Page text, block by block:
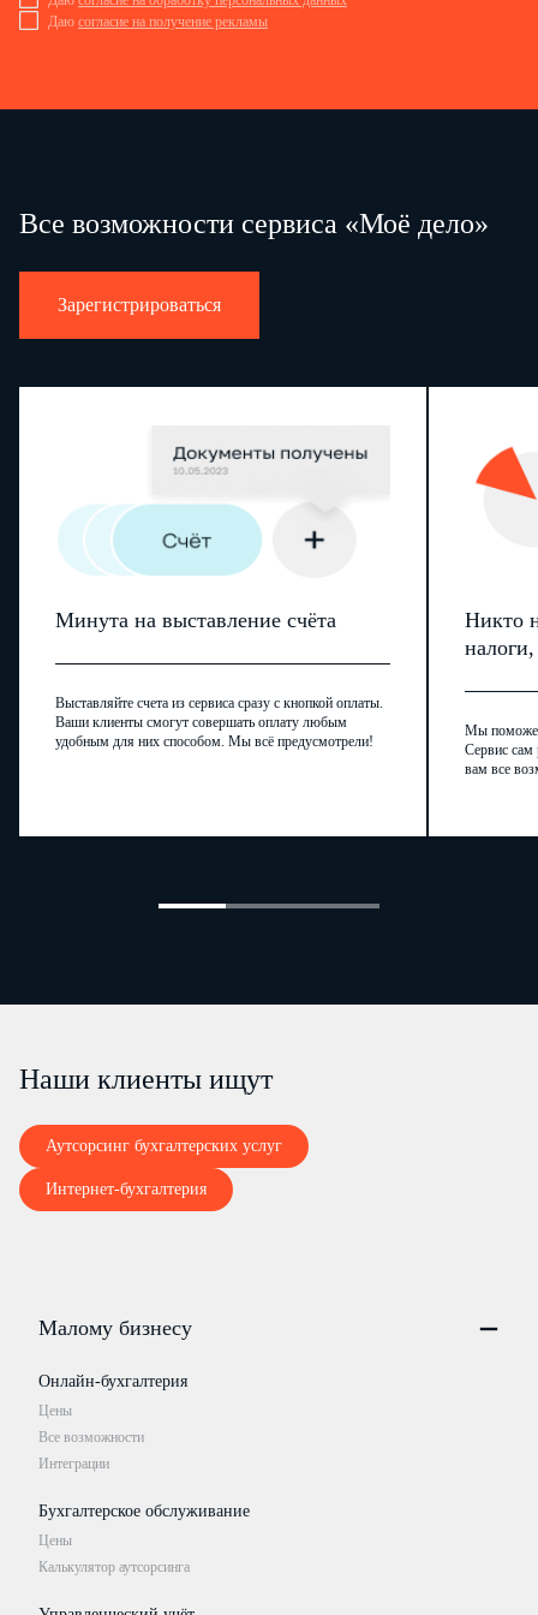
Даю согласие на получение рекламы
Все возможности сервиса «Моё дело»
Зарегистрироваться
Минута на выставление счёта
Выставляйте счета из сервиса сразу с кнопкой оплаты.
Ваши клиенты смогут совершать оплату любым
удобным для них способом. Мы всё предусмотрели!
Никто
Мы
Сервис сам
вам все
Наши клиенты ищут
Аутсорсинг бухгалтерских услуг
Интернет-бухгалтерия
Малому бизнесу
Онлайн-бухгалтерия
Цены
Все возможности
Интеграции
Бухгалтерское обслуживание
Цены
Калькулятор аутсорсинга